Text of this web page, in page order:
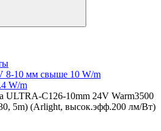
8-10 мм свыше 10 W/m
W/m
ULTRA-C126-10mm 24V Warm3500
5m) (Arlight, высок.эфф.200 лм/Вт)